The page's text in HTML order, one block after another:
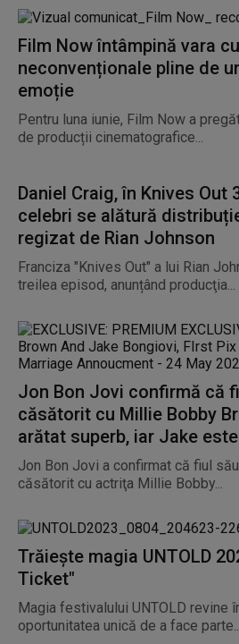
Film Now întâmpină vara
neconvenționale pline de
emoție
Pentru luna iunie, Film Now a
de producții cinematografice...
Daniel Craig, în Knives Out
celebri se alătură
regizat de Rian Johnson
Franciza "Knives Out" a lui Rian
treilea episod, anunțând producţia...
Jon Bon Jovi confirmă că
căsătorit cu Millie Bobby
arătat superb, iar Jake
Jon Bon Jovi a confirmat că fiul
căsătorit cu actriţa Millie Bobby...
Trăiește magia UNTOLD
Ticket"
Magia festivalului UNTOLD revine
oportunitatea unică de a face